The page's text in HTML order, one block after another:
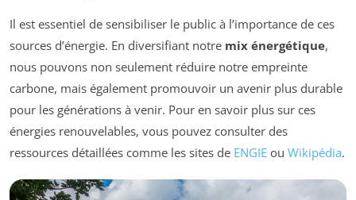
Il est essentiel de sensibiliser le public à l’importance de ces
sources d’énergie. En diversifiant notre mix énergétique,
nous pouvons non seulement réduire notre empreinte
carbone, mais également promouvoir un avenir plus durable
pour les générations à venir. Pour en savoir plus sur ces
énergies renouvelables, vous pouvez consulter des
ressources détaillées comme les sites de ENGIE ou Wikipédia.